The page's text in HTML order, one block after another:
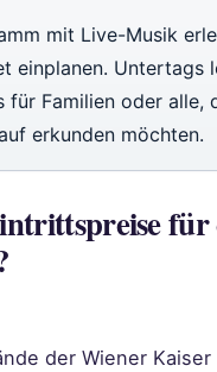
mit Live-Musik
einplanen. Untertags
für Familien oder alle,
erkunden möchten.
für
der Wiener Kaiser